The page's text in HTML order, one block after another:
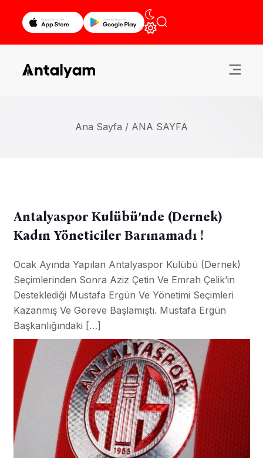
Ana Sayfa / ANA SAYFA
Antalyaspor Kulübü’nde (Dernek)
Kadın Yöneticiler Barınamadı !
Ocak Ayında Yapılan Antalyaspor Kulübü (Dernek)
Seçimlerinden Sonra Aziz Çetin Ve Emrah Çelik’in
Desteklediği Mustafa Ergün Ve Yönetimi Seçimleri
Kazanmış Ve Göreve Başlamıştı. Mustafa Ergün
Başkanlığındaki […]